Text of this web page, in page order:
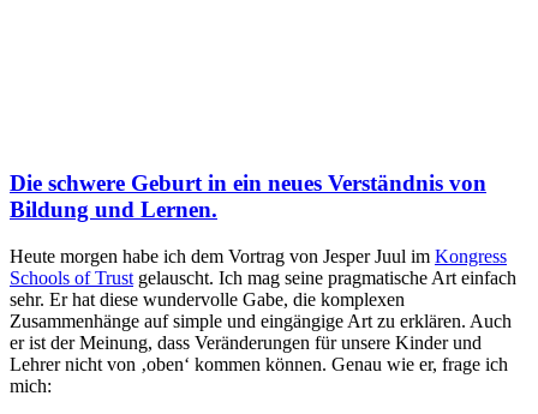
Die schwere Geburt in ein neues Verständnis von
Bildung und Lernen.
Heute morgen habe ich dem Vortrag von Jesper Juul im Kongress
Schools of Trust gelauscht. Ich mag seine pragmatische Art einfach
sehr. Er hat diese wundervolle Gabe, die komplexen
Zusammenhänge auf simple und eingängige Art zu erklären. Auch
er ist der Meinung, dass Veränderungen für unsere Kinder und
Lehrer nicht von ‚oben‘ kommen können. Genau wie er, frage ich
mich: